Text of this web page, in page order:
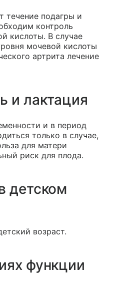
течение подагры и
контроль
кислоты. В случае
мочевой кислоты
артрита лечение
и лактация
и в период
только в случае,
для матери
риск для плода.
детском
возраст.
функции